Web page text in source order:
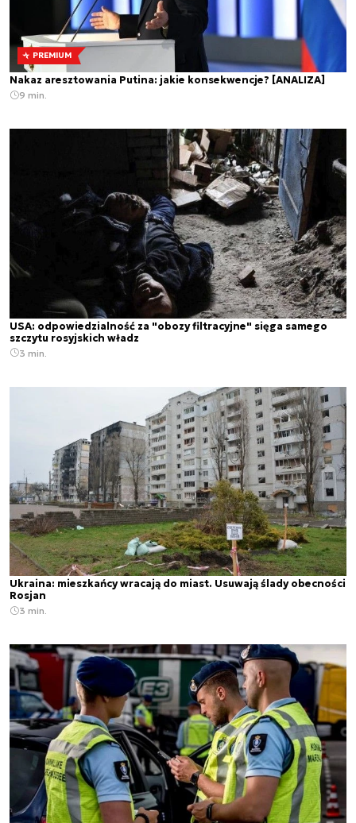
PREMIUM
Nakaz aresztowania Putina: jakie konsekwencje? [ANALIZA]
9 min.
USA: odpowiedzialność za "obozy filtracyjne" sięga samego
szczytu rosyjskich władz
3 min.
Ukraina: mieszkańcy wracają do miast. Usuwają ślady obecności
Rosjan
3 min.